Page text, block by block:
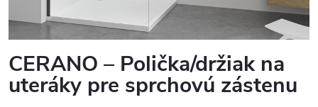
CERANO – Polička/držiak na
uteráky pre sprchovú zástenu